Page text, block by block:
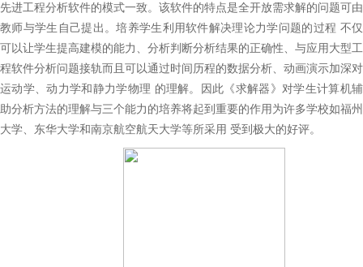
先进工程分析软件的模式一致。该软件的特点是全开放需求解的问题可由
教师与学生自己提出。培养学生利用软件解决理论力学问题的过程 不仅
可以让学生提高建模的能力、分析判断分析结果的正确性、与应用大型工
程软件分析问题接轨而且可以通过时间历程的数据分析、动画演示加深对
运动学、动力学和静力学物理 的理解。因此《求解器》对学生计算机辅
助分析方法的理解与三个能力的培养将起到重要的作用为许多学校如福州
大学、东华大学和南京航空航天大学等所采用 受到极大的好评。